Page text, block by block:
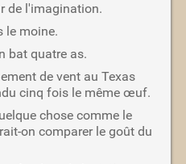
de l'imagination.
le moine.
bat quatre as.
de vent au Texas
cinq fois le même œuf.
chose comme le
on comparer le goût du